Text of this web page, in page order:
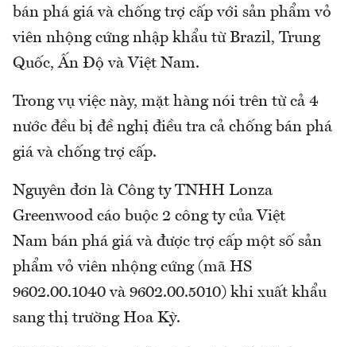
bán phá giá và chống trợ cấp với sản phẩm vỏ
viên nhộng cứng nhập khẩu từ Brazil, Trung
Quốc, Ấn Độ và Việt Nam.
Trong vụ việc này, mặt hàng nói trên từ cả 4
nước đều bị đề nghị điều tra cả chống bán phá
giá và chống trợ cấp.
Nguyên đơn là Công ty TNHH Lonza
Greenwood cáo buộc 2 công ty của Việt
Nam bán phá giá và được trợ cấp một số sản
phẩm vỏ viên nhộng cứng (mã HS
9602.00.1040 và 9602.00.5010) khi xuất khẩu
sang thị trường Hoa Kỳ.